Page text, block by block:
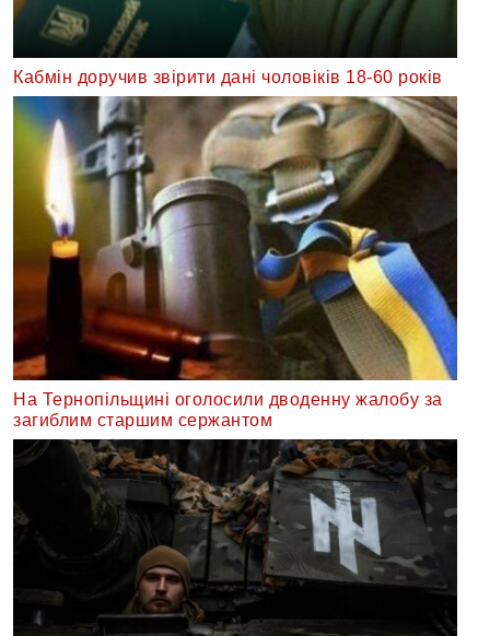
Кабмін доручив звірити дані чоловіків 18-60 років
На Тернопільщині оголосили дводенну жалобу за
загиблим старшим сержантом